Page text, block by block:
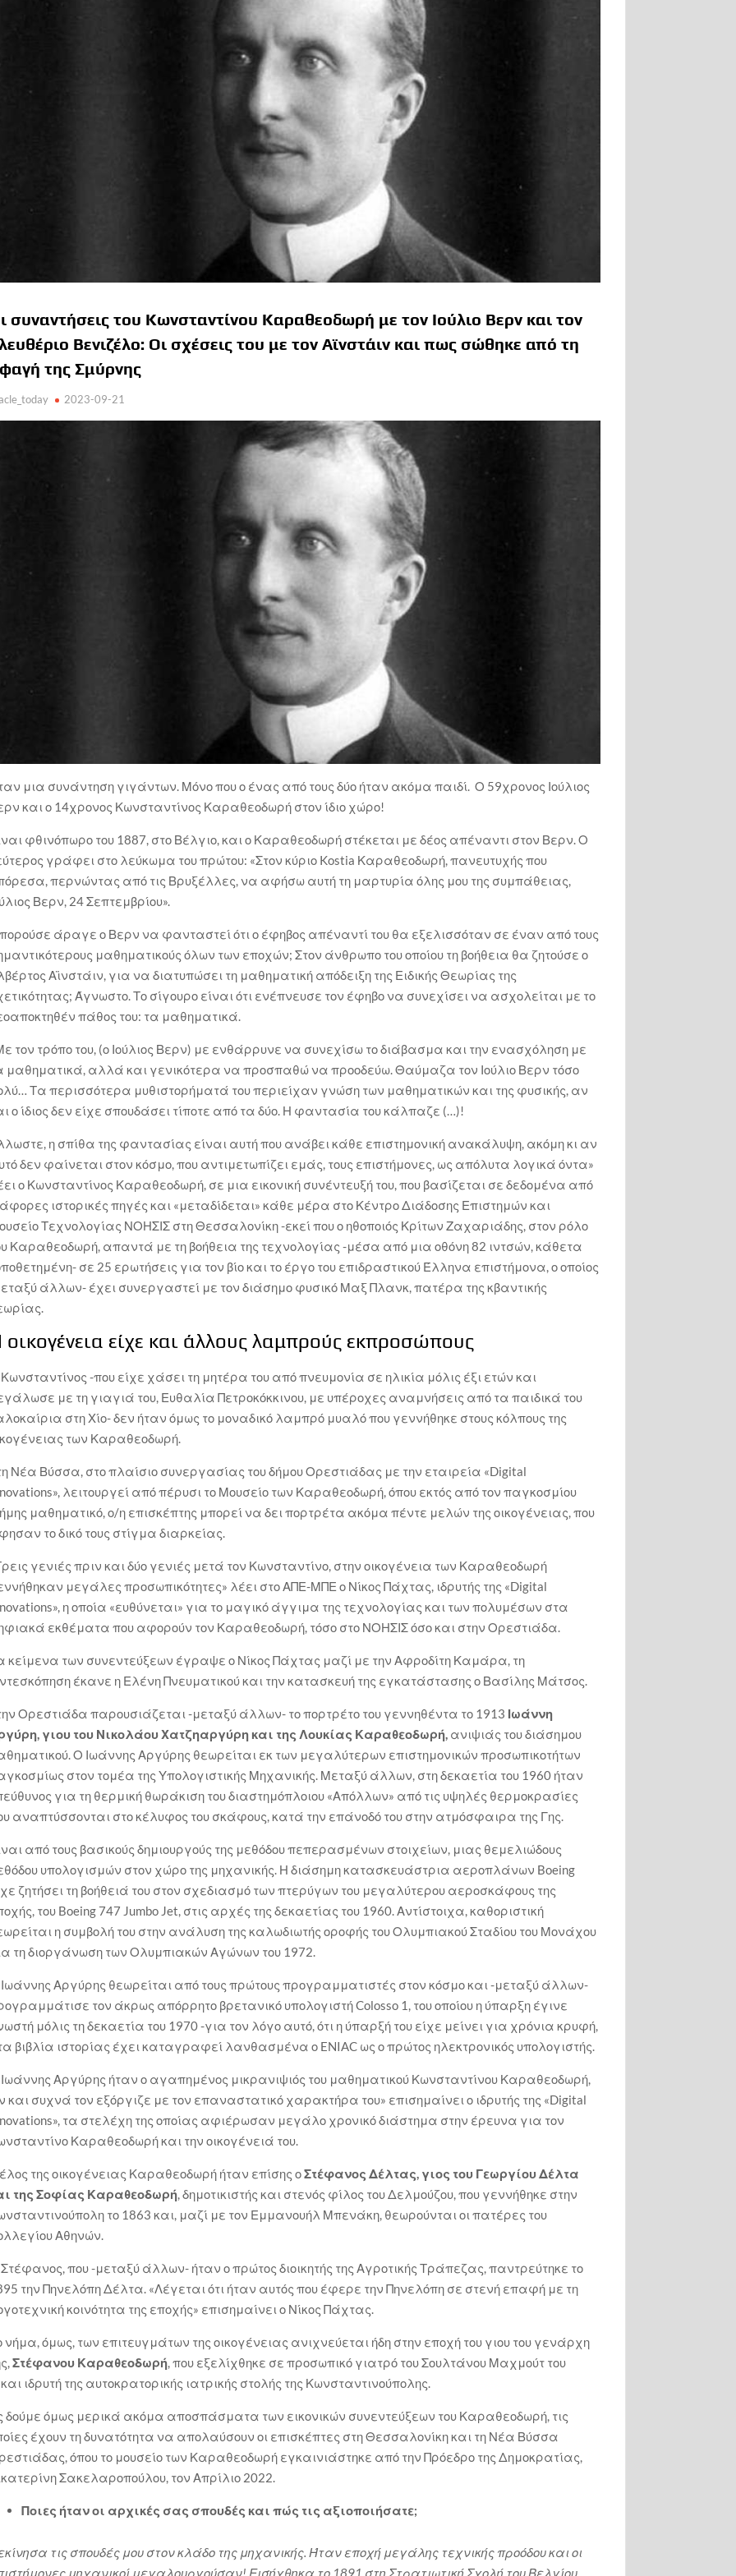
συναντήσεις του Κωνσταντίνου Καραθεοδωρή με τον Ιούλιο Βερν και τον
Βενιζέλο: Οι σχέσεις του με τον Αϊνστάιν και πως σώθηκε από τη
της Σμύρνης
2023-09-21
μια συνάντηση γιγάντων. Μόνο που ο ένας από τους δύο ήταν ακόμα παιδί. Ο 59χρονος Ιούλιος
και ο 14χρονος Κωνσταντίνος Καραθεοδωρή στον ίδιο χώρο!
φθινόπωρο του 1887, στο Βέλγιο, και ο Καραθεοδωρή στέκεται με δέος απέναντι στον Βερν. Ο
γράφει στο λεύκωμα του πρώτου: «Στον κύριο Kostia Καραθεοδωρή, πανευτυχής που
περνώντας από τις Βρυξέλλες, να αφήσω αυτή τη μαρτυρία όλης μου της συμπάθειας,
Βερν, 24 Σεπτεμβρίου».
άραγε ο Βερν να φανταστεί ότι ο έφηβος απέναντί του θα εξελισσόταν σε έναν από τους
μαθηματικούς όλων των εποχών; Στον άνθρωπο του οποίου τη βοήθεια θα ζητούσε ο
Αϊνστάιν, για να διατυπώσει τη μαθηματική απόδειξη της Ειδικής Θεωρίας της
Άγνωστο. Το σίγουρο είναι ότι ενέπνευσε τον έφηβο να συνεχίσει να ασχολείται με το
πάθος του: τα μαθηματικά.
τον τρόπο του, (ο Ιούλιος Βερν) με ενθάρρυνε να συνεχίσω το διάβασμα και την ενασχόληση με
μαθηματικά, αλλά και γενικότερα να προσπαθώ να προοδεύω. Θαύμαζα τον Ιούλιο Βερν τόσο
Τα περισσότερα μυθιστορήματά του περιείχαν γνώση των μαθηματικών και της φυσικής, αν
ο ίδιος δεν είχε σπουδάσει τίποτε από τα δύο. Η φαντασία του κάλπαζε (…)!
η σπίθα της φαντασίας είναι αυτή που ανάβει κάθε επιστημονική ανακάλυψη, ακόμη κι αν
δεν φαίνεται στον κόσμο, που αντιμετωπίζει εμάς, τους επιστήμονες, ως απόλυτα λογικά όντα»
ο Κωνσταντίνος Καραθεοδωρή, σε μια εικονική συνέντευξή του, που βασίζεται σε δεδομένα από
ιστορικές πηγές και «μεταδίδεται» κάθε μέρα στο Κέντρο Διάδοσης Επιστημών και
Τεχνολογίας ΝΟΗΣΙΣ στη Θεσσαλονίκη -εκεί που ο ηθοποιός Κρίτων Ζαχαριάδης, στον ρόλο
Καραθεοδωρή, απαντά με τη βοήθεια της τεχνολογίας -μέσα από μια οθόνη 82 ιντσών, κάθετα
σε 25 ερωτήσεις για τον βίο και το έργο του επιδραστικού Έλληνα επιστήμονα, ο οποίος
άλλων- έχει συνεργαστεί με τον διάσημο φυσικό Μαξ Πλανκ, πατέρα της κβαντικής
οικογένεια είχε και άλλους λαμπρούς εκπροσώπους
-που είχε χάσει τη μητέρα του από πνευμονία σε ηλικία μόλις έξι ετών και
με τη γιαγιά του, Ευθαλία Πετροκόκκινου, με υπέροχες αναμνήσεις από τα παιδικά του
στη Χίο- δεν ήταν όμως το μοναδικό λαμπρό μυαλό που γεννήθηκε στους κόλπους της
των Καραθεοδωρή.
Νέα Βύσσα, στο πλαίσιο συνεργασίας του δήμου Ορεστιάδας με την εταιρεία «Digital
λειτουργεί από πέρυσι το Μουσείο των Καραθεοδωρή, όπου εκτός από τον παγκοσμίου
μαθηματικό, ο/η επισκέπτης μπορεί να δει πορτρέτα ακόμα πέντε μελών της οικογένειας, που
το δικό τους στίγμα διαρκείας.
γενιές πριν και δύο γενιές μετά τον Κωνσταντίνο, στην οικογένεια των Καραθεοδωρή
μεγάλες προσωπικότητες» λέει στο ΑΠΕ-ΜΠΕ ο Νίκος Πάχτας, ιδρυτής της «Digital
η οποία «ευθύνεται» για το μαγικό άγγιμα της τεχνολογίας και των πολυμέσων στα
εκθέματα που αφορούν τον Καραθεοδωρή, τόσο στο ΝΟΗΣΙΣ όσο και στην Ορεστιάδα.
κείμενα των συνεντεύξεων έγραψε ο Νίκος Πάχτας μαζί με την Αφροδίτη Καμάρα, τη
έκανε η Ελένη Πνευματικού και την κατασκευή της εγκατάστασης ο Βασίλης Μάτσος.
Ορεστιάδα παρουσιάζεται -μεταξύ άλλων- το πορτρέτο του γεννηθέντα το 1913 Ιωάννη
γιου του Νικολάου Χατζηαργύρη και της Λουκίας Καραθεοδωρή, ανιψιάς του διάσημου
Ο Ιωάννης Αργύρης θεωρείται εκ των μεγαλύτερων επιστημονικών προσωπικοτήτων
στον τομέα της Υπολογιστικής Μηχανικής. Μεταξύ άλλων, στη δεκαετία του 1960 ήταν
για τη θερμική θωράκιση του διαστημόπλοιου «Απόλλων» από τις υψηλές θερμοκρασίες
αναπτύσσονται στο κέλυφος του σκάφους, κατά την επάνοδό του στην ατμόσφαιρα της Γης.
από τους βασικούς δημιουργούς της μεθόδου πεπερασμένων στοιχείων, μιας θεμελιώδους
υπολογισμών στον χώρο της μηχανικής. Η διάσημη κατασκευάστρια αεροπλάνων Boeing
ζητήσει τη βοήθειά του στον σχεδιασμό των πτερύγων του μεγαλύτερου αεροσκάφους της
του Boeing 747 Jumbo Jet, στις αρχές της δεκαετίας του 1960. Αντίστοιχα, καθοριστική
η συμβολή του στην ανάλυση της καλωδιωτής οροφής του Ολυμπιακού Σταδίου του Μονάχου
τη διοργάνωση των Ολυμπιακών Αγώνων του 1972.
Αργύρης θεωρείται από τους πρώτους προγραμματιστές στον κόσμο και -μεταξύ άλλων-
τον άκρως απόρρητο βρετανικό υπολογιστή Colosso 1, του οποίου η ύπαρξη έγινε
μόλις τη δεκαετία του 1970 -για τον λόγο αυτό, ότι η ύπαρξή του είχε μείνει για χρόνια κρυφή,
βιβλία ιστορίας έχει καταγραφεί λανθασμένα ο ENIAC ως ο πρώτος ηλεκτρονικός υπολογιστής.
Αργύρης ήταν ο αγαπημένος μικρανιψιός του μαθηματικού Κωνσταντίνου Καραθεοδωρή,
και συχνά τον εξόργιζε με τον επαναστατικό χαρακτήρα του» επισημαίνει ο ιδρυτής της «Digital
τα στελέχη της οποίας αφιέρωσαν μεγάλο χρονικό διάστημα στην έρευνα για τον
Καραθεοδωρή και την οικογένειά του.
της οικογένειας Καραθεοδωρή ήταν επίσης οΣτέφανος Δέλτας, γιος του Γεωργίου Δέλτα
της Σοφίας Καραθεοδωρή, δημοτικιστής και στενός φίλος του Δελμούζου, που γεννήθηκε στην
το 1863 και, μαζί με τον Εμμανουήλ Μπενάκη, θεωρούνται οι πατέρες του
Αθηνών.
που -μεταξύ άλλων- ήταν ο πρώτος διοικητής της Αγροτικής Τράπεζας, παντρεύτηκε το
την Πηνελόπη Δέλτα. «Λέγεται ότι ήταν αυτός που έφερε την Πηνελόπη σε στενή επαφή με τη
κοινότητα της εποχής» επισημαίνει ο Νίκος Πάχτας.
νήμα, όμως, των επιτευγμάτων της οικογένειας ανιχνεύεται ήδη στην εποχή του γιου του γενάρχη
Στέφανου Καραθεοδωρή, που εξελίχθηκε σε προσωπικό γιατρό του Σουλτάνου Μαχμούτ του
ιδρυτή της αυτοκρατορικής ιατρικής στολής της Κωνσταντινούπολης.
δούμε όμως μερικά ακόμα αποσπάσματα των εικονικών συνεντεύξεων του Καραθεοδωρή, τις
έχουν τη δυνατότητα να απολαύσουν οι επισκέπτες στη Θεσσαλονίκη και τη Νέα Βύσσα
όπου το μουσείο των Καραθεοδωρή εγκαινιάστηκε από την Πρόεδρο της Δημοκρατίας,
Σακελαροπούλου, τον Απρίλιο 2022.
Ποιες ήταν οι αρχικές σας σπουδές και πώς τις αξιοποιήσατε;
τις σπουδές μου στον κλάδο της μηχανικής. Ήταν εποχή μεγάλης τεχνικής προόδου και οι
μηχανικοί μεγαλουργούσαν! Εισήχθηκα το 1891 στη Στρατιωτική Σχολή του Βελγίου
ΕΟΡΤΩΝ
DE SOPHOCLE
09-24
ΙΣΤΟΡΙΚΟ ΔΕΛΦΙΚΩΝ ΕΟΡΤΩΝ
1951 Εθνικό Θέατρο:
oracle today 2021-09-24
ΙΣΤΟΡΙΚΟ ΔΕΛΦΙΚΩΝ ΕΟΡΤΩΝ
1930 Προμηθέας
oracle today 2021-09-24
ΙΣΤΟΡΙΚΟ ΔΕΛΦΙΚΩΝ ΕΟΡΤΩΝ
1927 Προμηθέας
oracle today
1952, Αρχαίο Θέατρο